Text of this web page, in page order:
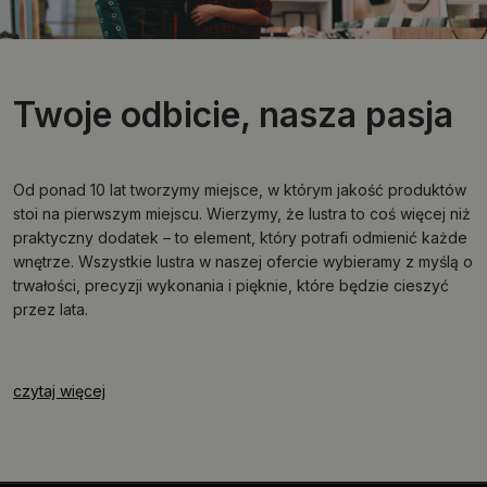
Twoje odbicie, nasza pasja
Od ponad 10 lat tworzymy miejsce, w którym jakość produktów
stoi na pierwszym miejscu. Wierzymy, że lustra to coś więcej niż
praktyczny dodatek – to element, który potrafi odmienić każde
wnętrze. Wszystkie lustra w naszej ofercie wybieramy z myślą o
trwałości, precyzji wykonania i pięknie, które będzie cieszyć
przez lata.
czytaj więcej